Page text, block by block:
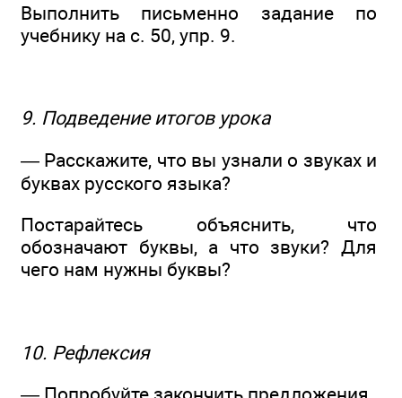
Выполнить письменно задание по
учебнику на с. 50, упр. 9.
9. Подведение итогов урока
— Расскажите, что вы узнали о звуках и
буквах русского языка?
Постарайтесь объяснить, что
обозначают буквы, а что звуки? Для
чего нам нужны буквы?
10. Рефлексия